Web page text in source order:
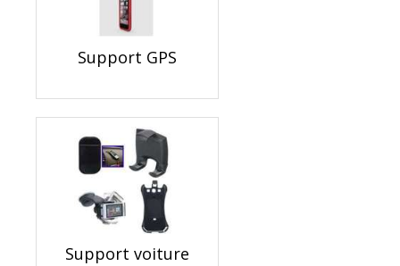
Support GPS
Support voiture